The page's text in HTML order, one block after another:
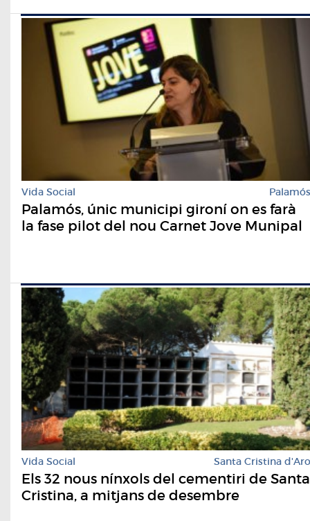
Vida Social Palamós
Palamós, únic municipi gironí on es farà
la fase pilot del nou Carnet Jove Munipal
Vida Social Santa Cristina d'Aro
Els 32 nous nínxols del cementiri de Santa
Cristina, a mitjans de desembre